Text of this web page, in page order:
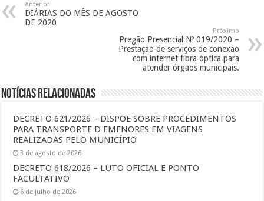
Anterior
DIÁRIAS DO MÊS DE AGOSTO
DE 2020
Próximo
Pregão Presencial Nº 019/2020 –
Prestação de serviços de conexão
com internet fibra óptica para
atender órgãos municipais.
Notícias Relacionadas
DECRETO 621/2026 – DISPOE SOBRE PROCEDIMENTOS
PARA TRANSPORTE D EMENORES EM VIAGENS
REALIZADAS PELO MUNICÍPIO
3 de agosto de 2026
DECRETO 618/2026 – LUTO OFICIAL E PONTO
FACULTATIVO
6 de julho de 2026